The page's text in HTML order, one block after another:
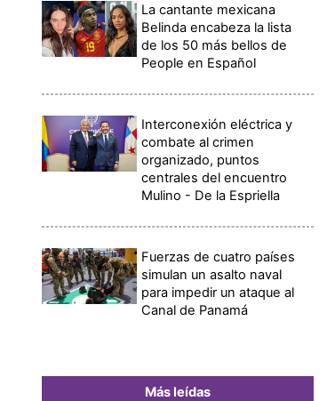
La cantante mexicana
Belinda encabeza la lista
de los 50 más bellos de
People en Español
Interconexión eléctrica y
combate al crimen
organizado, puntos
centrales del encuentro
Mulino - De la Espriella
Fuerzas de cuatro países
simulan un asalto naval
para impedir un ataque al
Canal de Panamá
Más leídas